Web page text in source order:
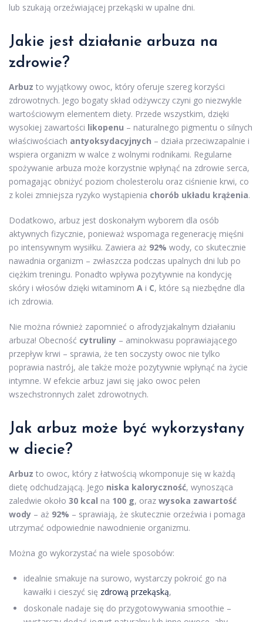
lub szukają orzeźwiającej przekąski w upalne dni.
Jakie jest działanie arbuza na
zdrowie?
Arbuz to wyjątkowy owoc, który oferuje szereg korzyści
zdrowotnych. Jego bogaty skład odżywczy czyni go niezwykle
wartościowym elementem diety. Przede wszystkim, dzięki
wysokiej zawartości likopenu – naturalnego pigmentu o silnych
właściwościach antyoksydacyjnych – działa przeciwzapalnie i
wspiera organizm w walce z wolnymi rodnikami. Regularne
spożywanie arbuza może korzystnie wpłynąć na zdrowie serca,
pomagając obniżyć poziom cholesterolu oraz ciśnienie krwi, co
z kolei zmniejsza ryzyko wystąpienia chorób układu krążenia.
Dodatkowo, arbuz jest doskonałym wyborem dla osób
aktywnych fizycznie, ponieważ wspomaga regenerację mięśni
po intensywnym wysiłku. Zawiera aż 92% wody, co skutecznie
nawadnia organizm – zwłaszcza podczas upalnych dni lub po
ciężkim treningu. Ponadto wpływa pozytywnie na kondycję
skóry i włosów dzięki witaminom A i C, które są niezbędne dla
ich zdrowia.
Nie można również zapomnieć o afrodyzjakalnym działaniu
arbuza! Obecność cytruliny – aminokwasu poprawiającego
przepływ krwi – sprawia, że ten soczysty owoc nie tylko
poprawia nastrój, ale także może pozytywnie wpłynąć na życie
intymne. W efekcie arbuz jawi się jako owoc pełen
wszechstronnych zalet zdrowotnych.
Jak arbuz może być wykorzystany
w diecie?
Arbuz to owoc, który z łatwością wkomponuje się w każdą
dietę odchudzającą. Jego niska kaloryczność, wynosząca
zaledwie około 30 kcal na 100 g, oraz wysoka zawartość
wody – aż 92% – sprawiają, że skutecznie orzeźwia i pomaga
utrzymać odpowiednie nawodnienie organizmu.
Można go wykorzystać na wiele sposobów:
idealnie smakuje na surowo, wystarczy pokroić go na
kawałki i cieszyć się zdrową przekąską,
doskonale nadaje się do przygotowywania smoothie –